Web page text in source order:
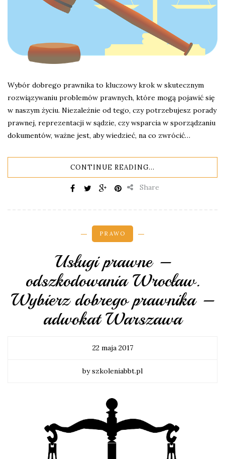
Wybór dobrego prawnika to kluczowy krok w skutecznym
rozwiązywaniu problemów prawnych, które mogą pojawić się
w naszym życiu. Niezależnie od tego, czy potrzebujesz porady
prawnej, reprezentacji w sądzie, czy wsparcia w sporządzaniu
dokumentów, ważne jest, aby wiedzieć, na co zwrócić…
CONTINUE READING...
Share
PRAWO
Usługi prawne –
odszkodowania Wrocław.
Wybierz dobrego prawnika –
adwokat Warszawa
22 maja 2017
by szkoleniabbt.pl